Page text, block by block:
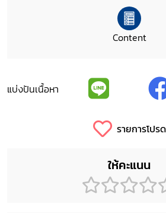
Content
แบ่งปันเนื้อหา
รายการโปรด
ให้คะแนน